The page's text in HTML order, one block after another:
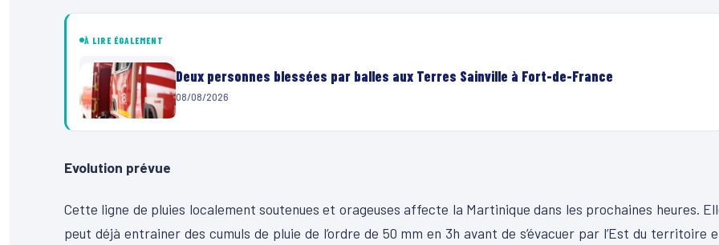
À LIRE ÉGALEMENT
Deux personnes blessées par balles aux Terres Sainville à Fort-de-France
08/08/2026
Evolution prévue
Cette ligne de pluies localement soutenues et orageuses affecte la Martinique dans les prochaines heures.
peut déjà entrainer des cumuls de pluie de l’ordre de 50 mm en 3h avant de s’évacuer par l’Est du territoire